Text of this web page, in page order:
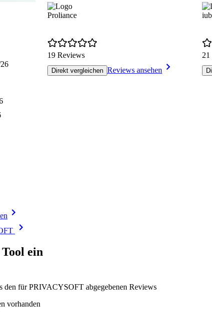
Proliance
19 Reviews
Direkt vergleichen Reviews ansehen
21
Tool ein
den für PRIVACYSOFT abgegebenen Reviews
vorhanden